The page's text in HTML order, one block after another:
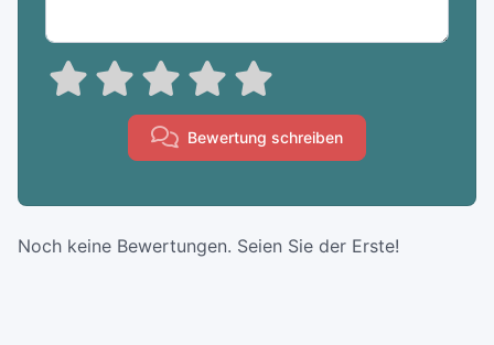
Bewertung schreiben
Noch keine Bewertungen. Seien Sie der Erste!